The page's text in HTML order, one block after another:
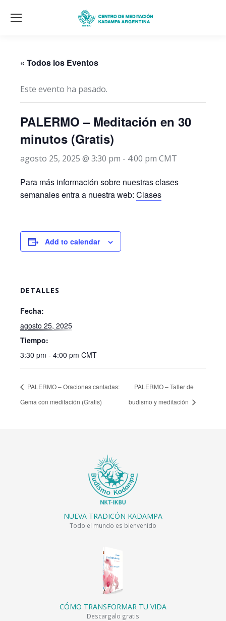
« Todos los Eventos
Este evento ha pasado.
PALERMO – Meditación en 30
minutos (Gratis)
agosto 25, 2025 @ 3:30 pm - 4:00 pm CMT
Para más información sobre nuestras clases
semanales entra a nuestra web: Clases
Add to calendar
DETALLES
Fecha:
agosto 25, 2025
Tiempo:
3:30 pm - 4:00 pm CMT
PALERMO – Oraciones cantadas:
Gema con meditación (Gratis)
PALERMO – Taller de
budismo y meditación
NUEVA TRADICÓN KADAMPA
Todo el mundo es bienvenido
CÓMO TRANSFORMAR TU VIDA
Descargalo gratis